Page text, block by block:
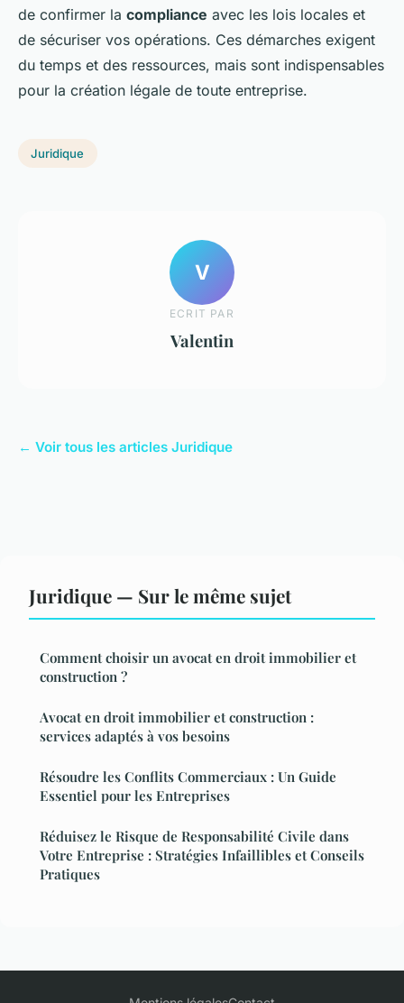
de confirmer la compliance avec les lois locales et
de sécuriser vos opérations. Ces démarches exigent
du temps et des ressources, mais sont indispensables
pour la création légale de toute entreprise.
Juridique
V
ECRIT PAR
Valentin
← Voir tous les articles Juridique
Juridique — Sur le même sujet
Comment choisir un avocat en droit immobilier et
construction ?
Avocat en droit immobilier et construction :
services adaptés à vos besoins
Résoudre les Conflits Commerciaux : Un Guide
Essentiel pour les Entreprises
Réduisez le Risque de Responsabilité Civile dans
Votre Entreprise : Stratégies Infaillibles et Conseils
Pratiques